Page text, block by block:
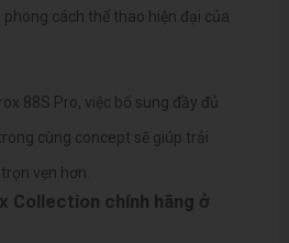
cách thể thao hiện đại của
88S Pro, việc bổ sung đầy đủ
cùng concept sẽ giúp trải
vẹn hơn.
Collection chính hãng ở